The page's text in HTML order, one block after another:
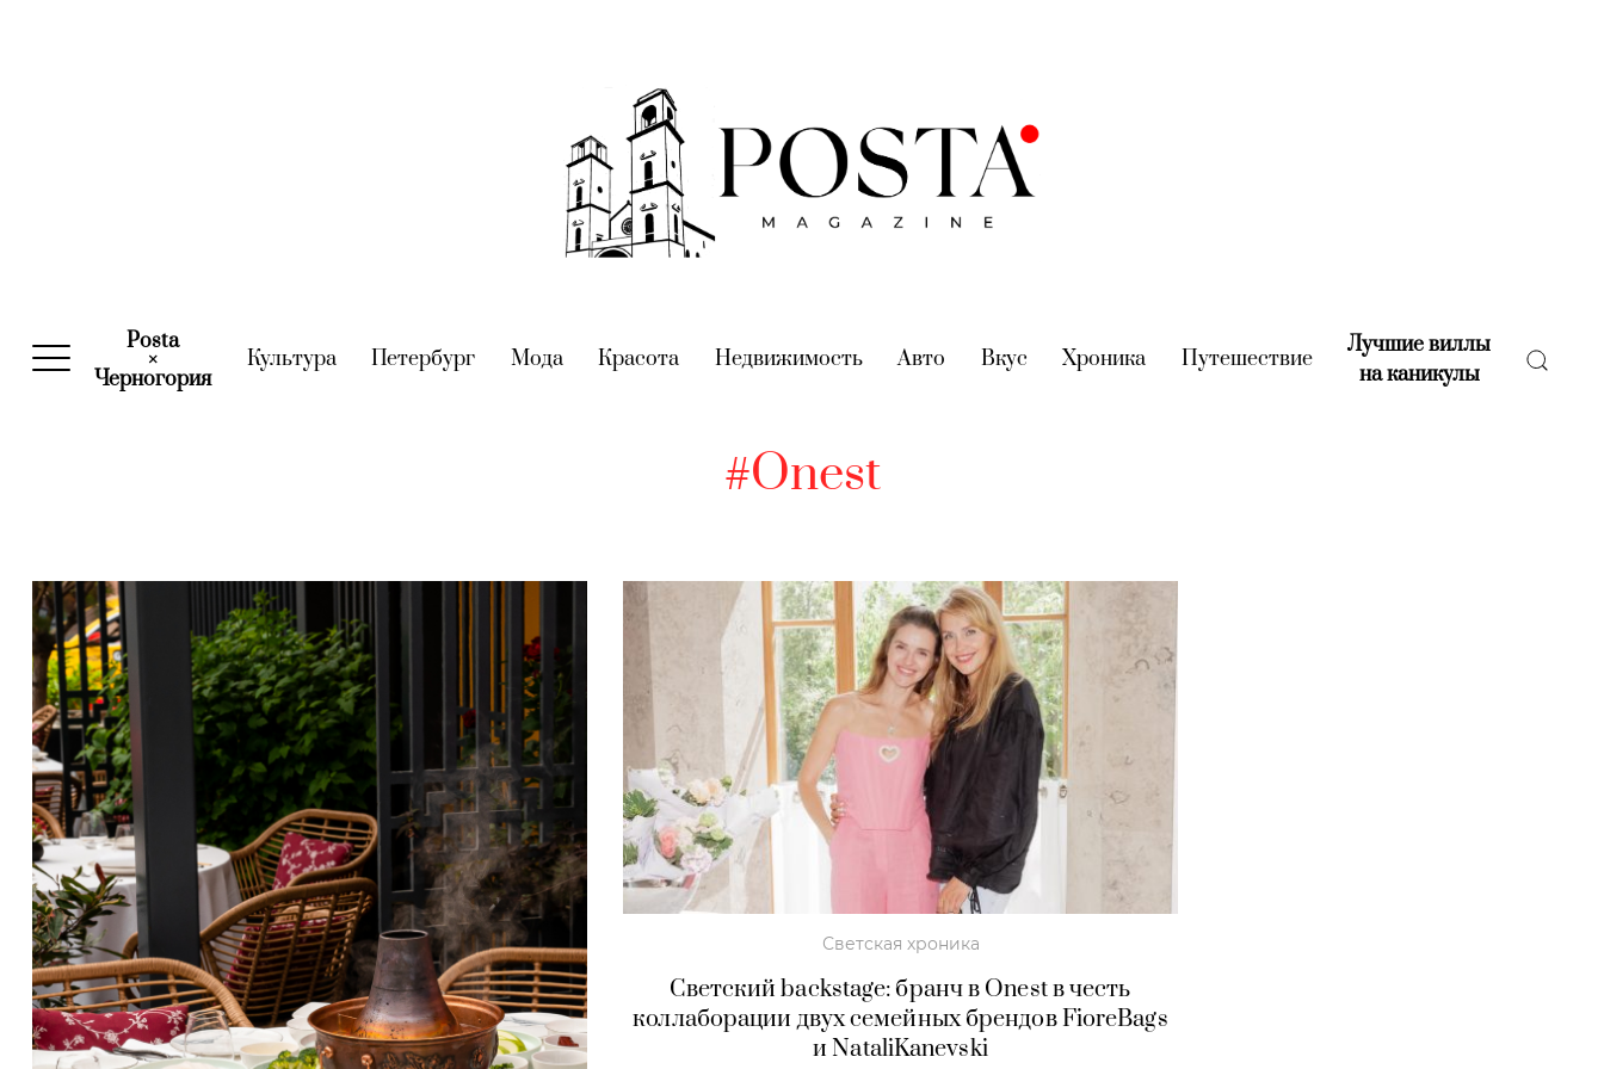
Posta
×
Черногория(current)
Культура(current)
Петербург (current)
Мода(current)
Красота (current)
Недвижимость(current)
Авто (current)
Вкус (current)
Хроника (current)
Путешествие(current)
Лучшие виллы
на каникулы(current)
#Onest
Светская хроника
Светский backstage: бранч в Onest в честь
коллаборации двух семейных брендов FioreBags
и NataliKanevski